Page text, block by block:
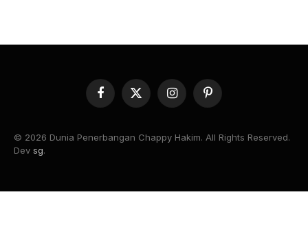
Facebook
X
(Twitter)
InstagramPinterest
© 2026 Dunia Penerbangan Chappy Hakim. All Rights Reserved.
Dev sg.